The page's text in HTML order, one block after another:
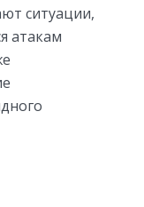
ситуации,
атакам